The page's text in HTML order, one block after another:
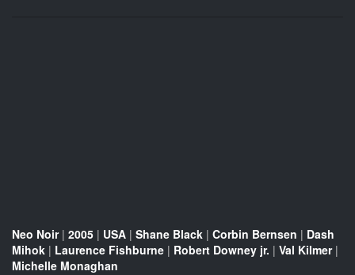
Neo Noir| 2005 | USA | Shane Black | Corbin Bernsen | Dash
Mihok | Laurence Fishburne | Robert Downey jr. | Val Kilmer|
Michelle Monaghan